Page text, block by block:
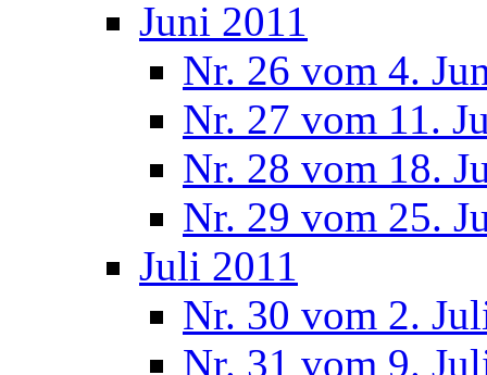
Juni 2011
Nr. 26 vom 4.
Nr. 27 vom 11.
Nr. 28 vom 18.
Nr. 29 vom 25.
Juli 2011
Nr. 30 vom 2.
Nr. 31 vom 9.